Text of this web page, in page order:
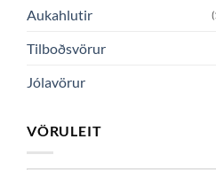
Aukahlutir
Tilboðsvörur
Jólavörur
VÖRULEIT